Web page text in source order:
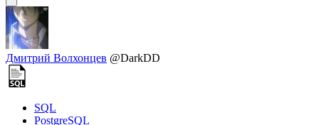
Дмитрий Волхонцев @DarkDD
SQL
PostgreSQL